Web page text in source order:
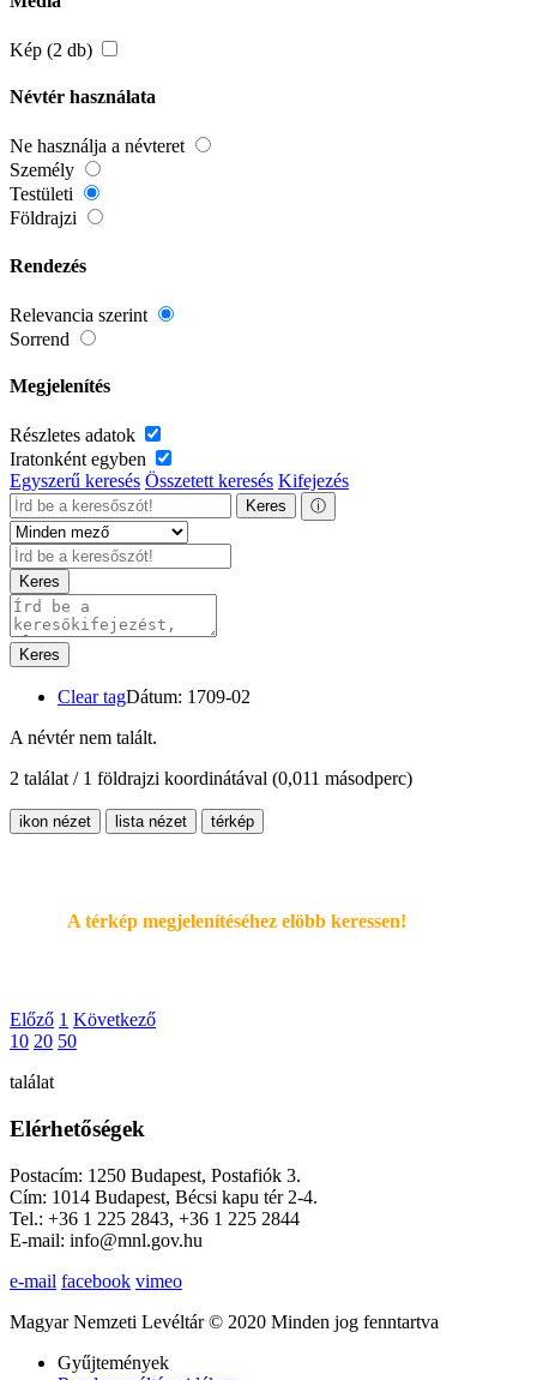
Kép (2 db)
Névtér használata
Ne használja a névteret
Személy
Testületi
Földrajzi
Rendezés
Relevancia szerint
Sorrend
Megjelenítés
Részletes adatok
Iratonként egyben
Egyszerű keresés Összetett keresés Kifejezés
Keres ⓘ
Keres
Keres
Clear tagDátum: 1709-02
A névtér nem talált.
2 találat / 1 földrajzi koordinátával (0,011 másodperc)
ikon nézet lista nézet térkép
A térkép megjelenítéséhez elöbb keressen!
Előző 1 Következő
10 20 50
találat
Elérhetőségek
Postacím: 1250 Budapest, Postafiók 3.
Cím: 1014 Budapest, Bécsi kapu tér 2-4.
Tel.: +36 1 225 2843, +36 1 225 2844
E-mail: info@mnl.gov.hu
e-mail facebook vimeo
Magyar Nemzeti Levéltár © 2020 Minden jog fenntartva
Gyűjtemények